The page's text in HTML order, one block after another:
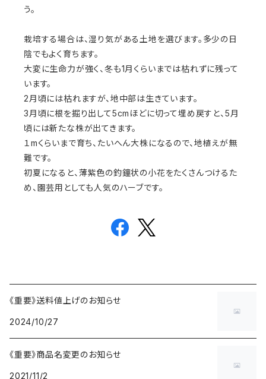
う。
栽培する場合は、湿り気がある土地を選びます。多少の日
陰でもよく育ちます。
大変に生命力が強く、冬も1月くらいまでは枯れずに残って
います。
2月頃には枯れますが、地中部は生きています。
3月頃に根を掘り出して5cmほどに切って埋め戻すと、5月
頃には新たな株が出てきます。
１mくらいまで育ち、たいへん大株になるので、地植えが無
難です。
初夏になると、薄紫色の釣鐘状の小花をたくさんつけるた
め、園芸用としても人気のハーブです。
《重要》送料値上げのお知らせ
2024/10/27
《重要》商品名変更のお知らせ
2021/11/2